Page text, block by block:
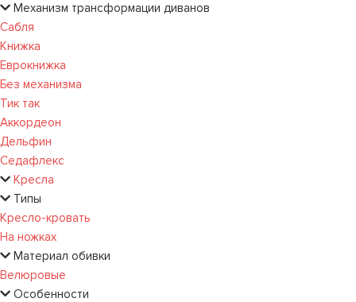
Механизм трансформации диванов
Сабля
Книжка
Еврокнижка
Без механизма
Тик так
Аккордеон
Дельфин
Седафлекс
Кресла
Типы
Кресло-кровать
На ножках
Материал обивки
Велюровые
Особенности